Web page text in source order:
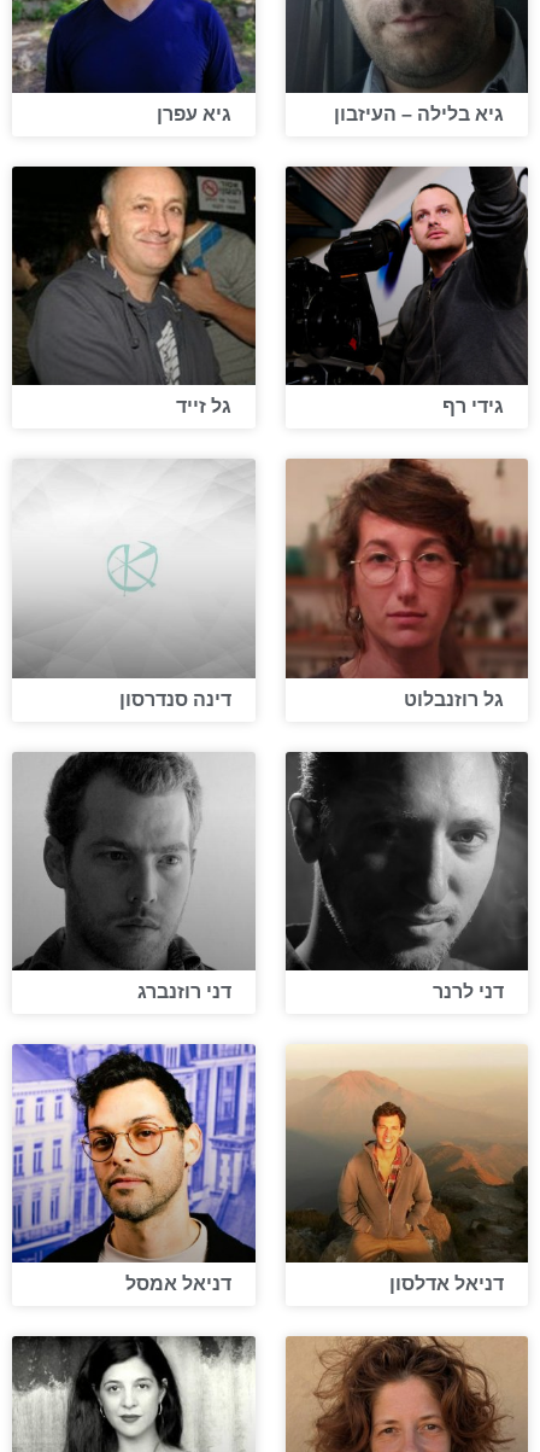
גיא בלילה – העיזבון גיא עפרן
גידי רף גל זייד
גל רוזנבלוט דינה סנדרסון
דני לרנר דני רוזנברג
דניאל אדלסון דניאל אמסל